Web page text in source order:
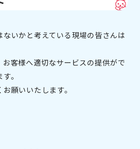
いかと考えている現場の皆さんは
客様へ適切なサービスの提供がで
。
願いいたします。